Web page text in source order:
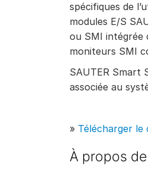
spécifiques de
modules E/S
ou SMI intégrée
moniteurs SMI
SAUTER Smart
associée au
» Télécharger le
À propos de